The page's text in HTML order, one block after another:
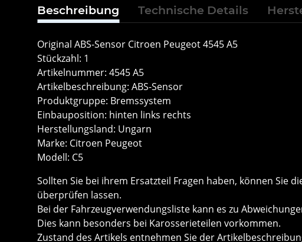
Beschreibung Technische Details
Original ABS-Sensor Citroen Peugeot 4545 A5
Stückzahl: 1
Artikelnummer: 4545 A5
Artikelbeschreibung: ABS-Sensor
Produktgruppe: Bremssystem
Einbauposition: hinten links rechts
Herstellungsland: Ungarn
Marke: Citroen Peugeot
Modell: C5
Sollten Sie bei ihrem Ersatzteil Fragen haben, können Sie
überprüfen lassen.
Bei der Fahrzeugverwendungsliste kann es zu
Dies kann besonders bei Karosserieteilen vorkommen.
Zustand des Artikels entnehmen Sie der